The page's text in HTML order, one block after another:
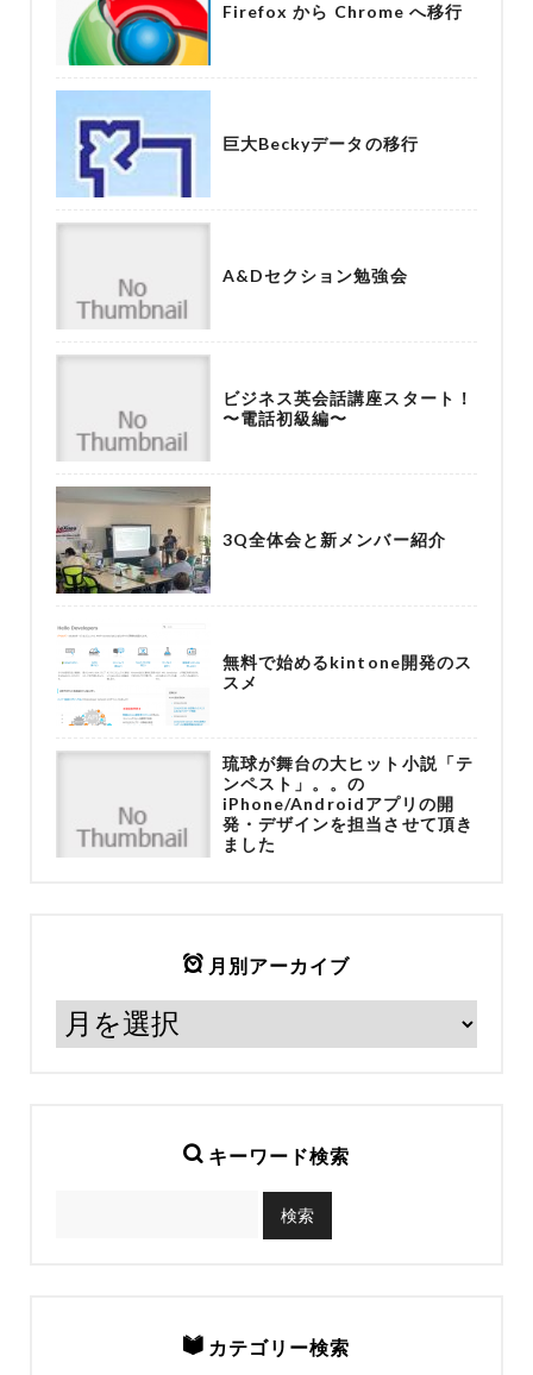
Firefox から Chrome へ移行
巨大Beckyデータの移行
A&Dセクション勉強会
ビジネス英会話講座スタート！
〜電話初級編〜
3Q全体会と新メンバー紹介
無料で始めるkintone開発のス
スメ
琉球が舞台の大ヒット小説「テ
ンペスト」。。の
iPhone/Androidアプリの開
発・デザインを担当させて頂き
ました
月別アーカイブ
キーワード検索
カテゴリー検索